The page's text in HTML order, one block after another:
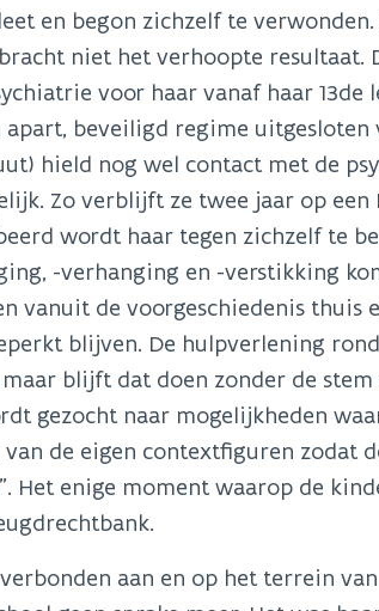
en begon zichzelf te
niet het verhoopte resultaat.
voor haar vanaf haar 13de
beveiligd regime uitgesloten
hield nog wel contact met de
Zo verblijft ze twee jaar op een
wordt haar tegen zichzelf te
-verhanging en -verstikking
de voorgeschiedenis thuis
blijven. De hulpverlening
blijft dat doen zonder de stem
gezocht naar mogelijkheden
de eigen contextfiguren zodat
Het enige moment waarop de
aan en op het terrein van